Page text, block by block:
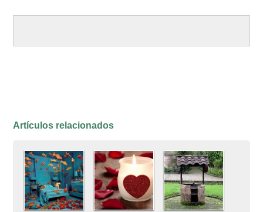
Artículos relacionados